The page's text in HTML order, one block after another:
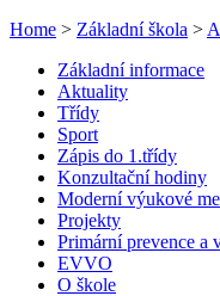
Home > Základní škola >
Základní informace
Aktuality
Třídy
Sport
Zápis do 1.třídy
Konzultační hodiny
Moderní výukové
Projekty
Primární prevence a
EVVO
O škole